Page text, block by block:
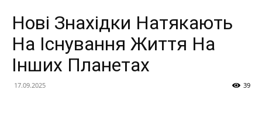
Нові Знахідки Натякають
На Існування Життя На
Інших Планетах
17.09.2025 39